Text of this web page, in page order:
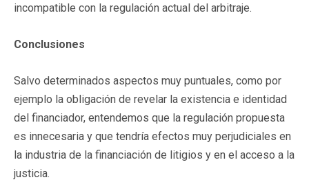
incompatible con la regulación actual del arbitraje.
Conclusiones
Salvo determinados aspectos muy puntuales, como por
ejemplo la obligación de revelar la existencia e identidad
del financiador, entendemos que la regulación propuesta
es innecesaria y que tendría efectos muy perjudiciales en
la industria de la financiación de litigios y en el acceso a la
justicia.